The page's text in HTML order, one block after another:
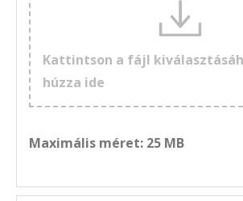
Kattintson a fájl
húzza ide
Maximális méret: 25 MB